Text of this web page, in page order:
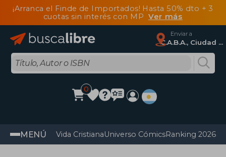
¡Arranca el Finde de Importados! Hasta 50% dto + 3
cuotas sin interés con MP Ver más
Enviar a
C.A.B.A., Ciudad Autónoma De Buenos Aires
0
MENÚ Vida CristianaUniverso CómicsRanking 2026